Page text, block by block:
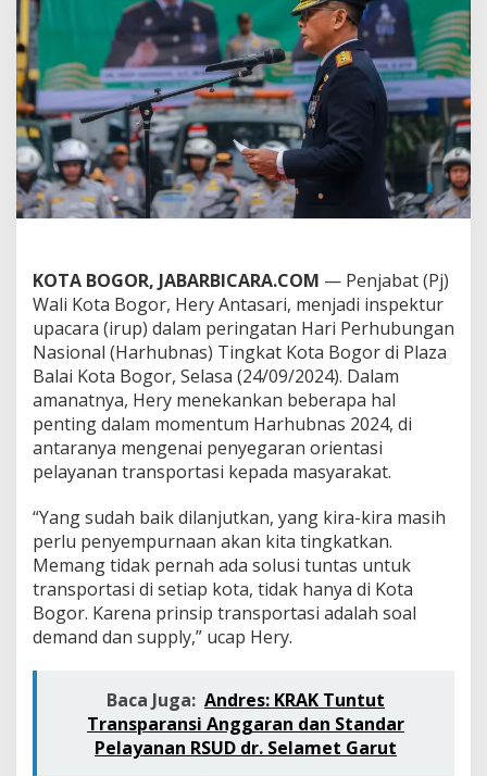
i
K
o
t
a
B
o
g
o
T
a
n
k
a
n
O
r
e
n
t
s
P
e
l
a
y
n
T
r
KOTA BOGOR, JABARBICARA.COM — Penjabat (Pj)
Wali Kota Bogor, Hery Antasari, menjadi inspektur
upacara (irup) dalam peringatan Hari Perhubungan
Nasional (Harhubnas) Tingkat Kota Bogor di Plaza
Balai Kota Bogor, Selasa (24/09/2024). Dalam
amanatnya, Hery menekankan beberapa hal
penting dalam momentum Harhubnas 2024, di
antaranya mengenai penyegaran orientasi
pelayanan transportasi kepada masyarakat.
“Yang sudah baik dilanjutkan, yang kira-kira masih
perlu penyempurnaan akan kita tingkatkan.
Memang tidak pernah ada solusi tuntas untuk
transportasi di setiap kota, tidak hanya di Kota
Bogor. Karena prinsip transportasi adalah soal
demand dan supply,” ucap Hery.
Baca Juga: Andres: ​KRAK Tuntut
Transparansi Anggaran dan Standar
Pelayanan RSUD dr. Selamet Garut